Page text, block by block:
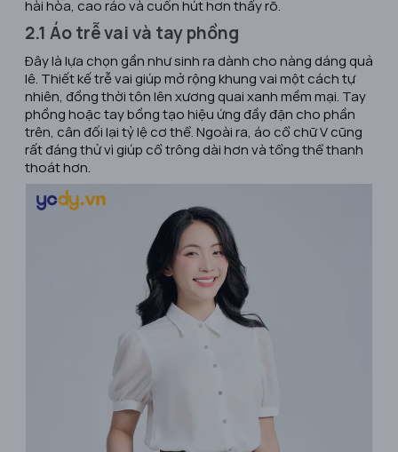
hài hòa, cao ráo và cuốn hút hơn thấy rõ.
2.1 Áo trễ vai và tay phồng
Đây là lựa chọn gần như sinh ra dành cho nàng dáng quả
lê. Thiết kế trễ vai giúp mở rộng khung vai một cách tự
nhiên, đồng thời tôn lên xương quai xanh mềm mại. Tay
phồng hoặc tay bồng tạo hiệu ứng đầy đặn cho phần
trên, cân đối lại tỷ lệ cơ thể. Ngoài ra, áo cổ chữ V cũng
rất đáng thử vì giúp cổ trông dài hơn và tổng thể thanh
thoát hơn.